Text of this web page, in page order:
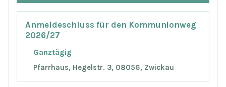
Anmeldeschluss für den Kommunionweg
2026/27
Ganztägig
Pfarrhaus, Hegelstr. 3, 08056, Zwickau